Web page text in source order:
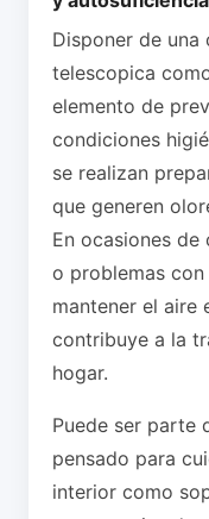
Disponer de una
telescopica
elemento de
condiciones
se realizan
que generen
En ocasiones
o problemas
mantener el aire
contribuye a la
hogar.
Puede ser parte
pensado para
interior como